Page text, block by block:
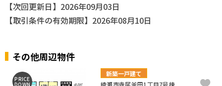
【次回更新日】2026年09月03日
【取引条件の有効期限】2026年08月10日
その他周辺物件
PRICE
DOWN
新築一戸建て
綾瀬市寺尾釜田1丁目7号棟